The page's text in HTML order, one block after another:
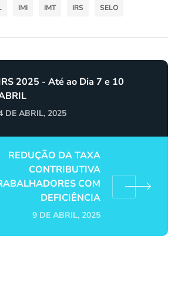
IMI IMT IRS SELO
2025 - Até ao Dia 7 e 10
DE ABRIL, 2025
REDUÇÃO DA TAXA
CONTRIBUTIVA
COM
DEFICIÊNCIA
9 DE ABRIL, 2025